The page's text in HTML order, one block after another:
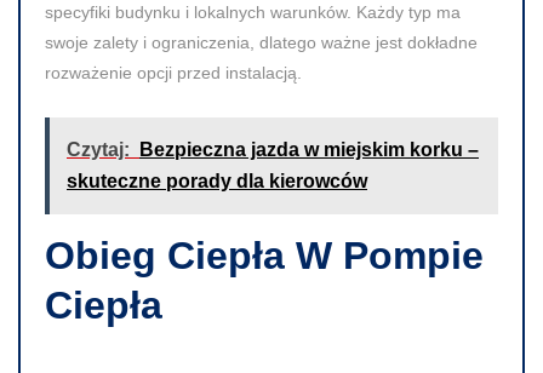
specyfiki budynku i lokalnych warunków. Każdy typ ma
swoje zalety i ograniczenia, dlatego ważne jest dokładne
rozważenie opcji przed instalacją.
Czytaj:
Bezpieczna jazda w miejskim korku –
skuteczne porady dla kierowców
Obieg Ciepła W Pompie
Ciepła